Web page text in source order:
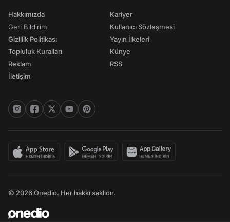
Hakkımızda
Geri Bildirim
Gizlilik Politikası
Topluluk Kuralları
Reklam
İletişim
Kariyer
Kullanıcı Sözleşmesi
Yayın İlkeleri
Künye
RSS
© 2026 Onedio. Her hakkı saklıdır.